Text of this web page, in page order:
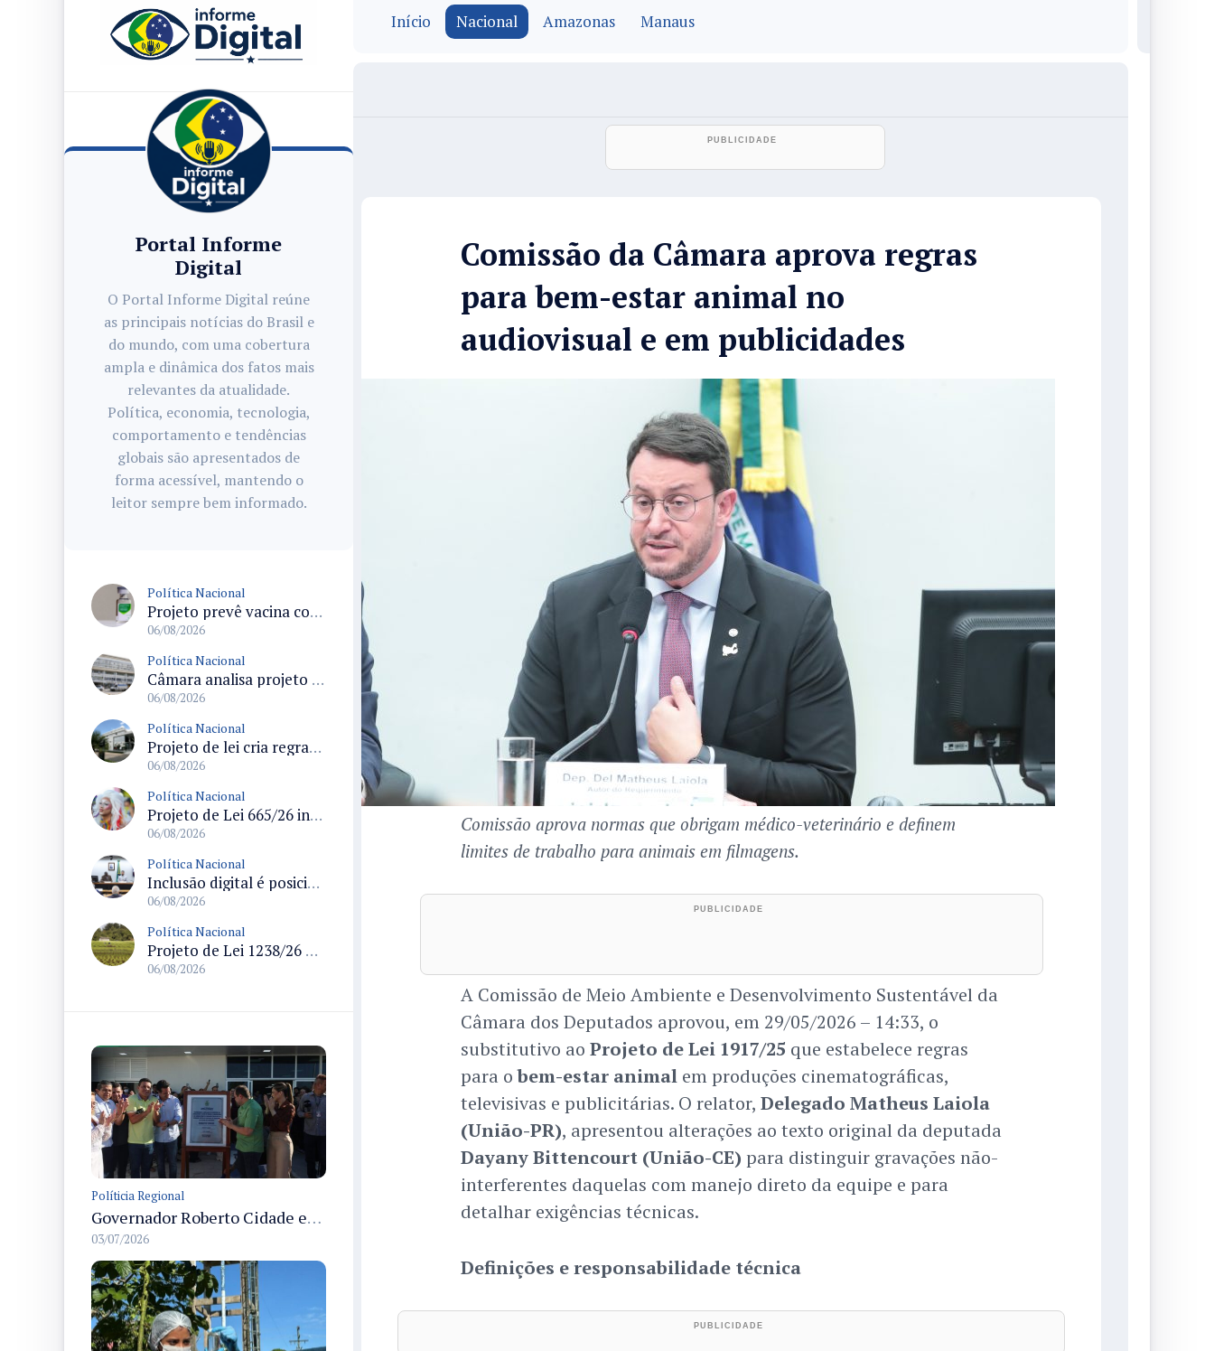
Portal Informe
Digital
O Portal Informe Digital reúne
as principais notícias do Brasil e
do mundo, com uma cobertura
ampla e dinâmica dos fatos mais
relevantes da atualidade.
Política, economia, tecnologia,
comportamento e tendências
globais são apresentados de
forma acessível, mantendo o
leitor sempre bem informado.
Política Nacional
Projeto prevê vacina contra HPV obrigatória e testes moleculares para rastreamento do câncer do colo do útero
06/08/2026
Política Nacional
Câmara analisa projeto que cria Política Nacional de Qualificação e Valorização da Preceptoria na Residência Médica
06/08/2026
Política Nacional
Projeto de lei cria regras para punir litigância abusiva reversa e integrar sistemas do Judiciário
06/08/2026
Política Nacional
Projeto de Lei 665/26 institui política nacional para prevenção ao transfeminicídio e prevê medidas de proteção e reparação
06/08/2026
Política Nacional
Inclusão digital é posicionada como pilar essencial da reurbanização de favelas e periferias
06/08/2026
Política Nacional
Projeto de Lei 1238/26 propõe validação automática do Cadastro Ambiental Rural para imóveis de até quatro módulos fiscais
06/08/2026
Políticia Regional
Governador Roberto Cidade entrega readequação do ambulatório da FCecon e amplia capacidade de atendimento oncológico em Manaus
03/07/2026
Início Nacional Amazonas Manaus
Comissão da Câmara aprova regras
para bem-estar animal no
audiovisual e em publicidades
Comissão aprova normas que obrigam médico-veterinário e definem
limites de trabalho para animais em filmagens.
A Comissão de Meio Ambiente e Desenvolvimento Sustentável da
Câmara dos Deputados aprovou, em 29/05/2026 – 14:33, o
substitutivo ao Projeto de Lei 1917/25 que estabelece regras
para obem-estar animalem produções cinematográficas,
televisivas e publicitárias. O relator, Delegado Matheus Laiola
(União-PR), apresentou alterações ao texto original da deputada
Dayany Bittencourt (União-CE) para distinguir gravações não-
interferentes daquelas com manejo direto da equipe e para
detalhar exigências técnicas.
Definições e responsabilidade técnica